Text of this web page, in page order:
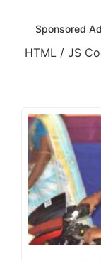
Sponsored
HTML / JS